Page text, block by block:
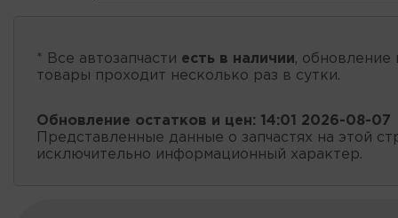
* Все автозапчасти есть в наличии, обновление
товары проходит несколько раз в сутки.
Обновление остатков и цен: 14:01 2026-08-07
Представленные данные о запчастях на этой
исключительно информационный характер.